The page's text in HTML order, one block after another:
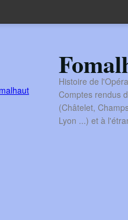
Histoire de
Comptes rendus
(Châtelet,
Lyon ...) et à